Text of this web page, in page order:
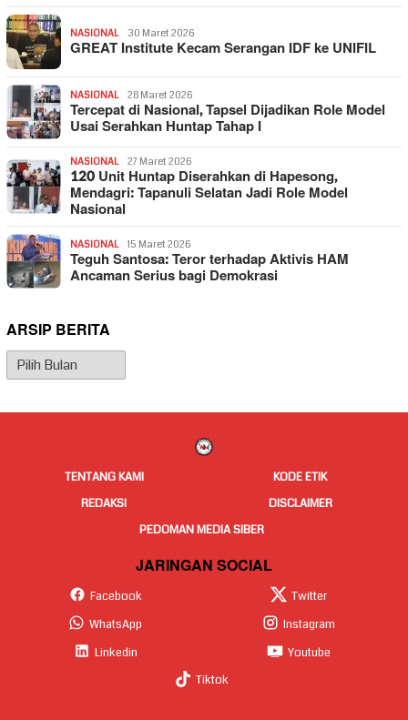
NASIONAL 30 Maret 2026
GREAT Institute Kecam Serangan IDF ke UNIFIL
NASIONAL 28 Maret 2026
Tercepat di Nasional, Tapsel Dijadikan Role Model
Usai Serahkan Huntap Tahap I
NASIONAL 27 Maret 2026
120 Unit Huntap Diserahkan di Hapesong,
Mendagri: Tapanuli Selatan Jadi Role Model
Nasional
NASIONAL 15 Maret 2026
Teguh Santosa: Teror terhadap Aktivis HAM
Ancaman Serius bagi Demokrasi
ARSIP BERITA
Arsip
Berita
TENTANG KAMI
KODE ETIK
REDAKSI
DISCLAIMER
PEDOMAN MEDIA SIBER
JARINGAN SOCIAL
Facebook
Twitter
WhatsApp
Instagram
Linkedin
Youtube
Tiktok